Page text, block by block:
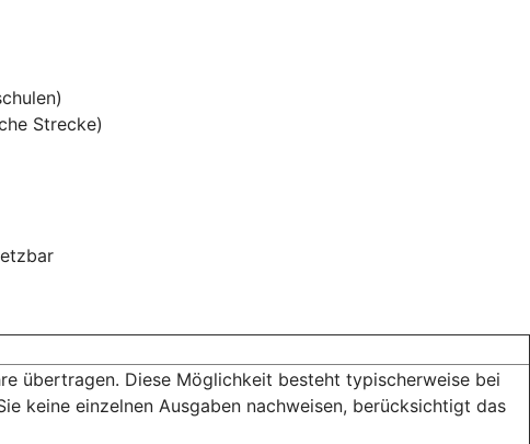
Strecke)
übertragen. Diese Möglichkeit besteht typischerweise bei
keine einzelnen Ausgaben nachweisen, berücksichtigt das